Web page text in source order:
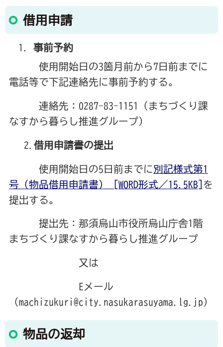
借用申請
事前予約
使用開始日の3箇月前から7日前までに
電話等で下記連絡先に事前予約する。
連絡先：0287-83-1151（まちづくり課
なすから暮らし推進グループ）
2. 借用申請書の提出
使用開始日の5日前までに別記様式第1
号（物品借用申請書） [WORD形式／15.5KB]
を
提出する。
提出先：那須烏山市役所烏山庁舎1階
まちづくり課なすから暮らし推進グループ
又は
Eメール
（machizukuri@city.nasukarasuyama.lg.jp)
物品の返却